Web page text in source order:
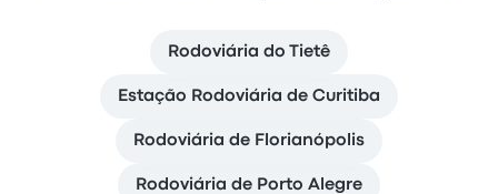
Rodoviária do Tietê
Estação Rodoviária de Curitiba
Rodoviária de Florianópolis
Rodoviária de Porto Alegre